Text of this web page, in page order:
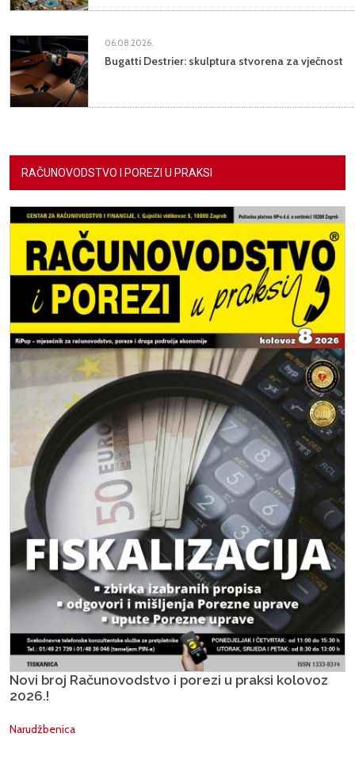
06.08.2026.
Bugatti Destrier: skulptura stvorena za vječnost
RAČUNOVODSTVO I POREZI U PRAKSI
Novi broj Računovodstvo i porezi u praksi kolovoz
2026.!
Narudžbenica